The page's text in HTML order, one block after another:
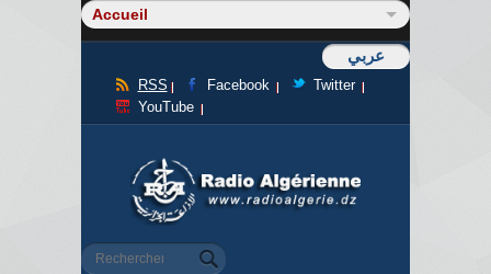
عربي
RSS Facebook
Twitter
YouTube
Formulaire de recherche
Rechercher